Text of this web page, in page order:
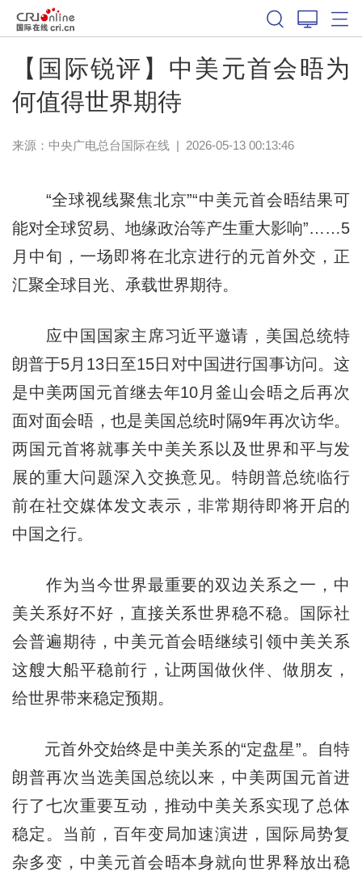
【国际锐评】中美元首会晤为
何值得世界期待
来源：中央广电总台国际在线| 2026-05-13 00:13:46
“全球视线聚焦北京”“中美元首会晤结果可
能对全球贸易、地缘政治等产生重大影响”……5
月中旬，一场即将在北京进行的元首外交，正
汇聚全球目光、承载世界期待。
应中国国家主席习近平邀请，美国总统特
朗普于5月13日至15日对中国进行国事访问。这
是中美两国元首继去年10月釜山会晤之后再次
面对面会晤，也是美国总统时隔9年再次访华。
两国元首将就事关中美关系以及世界和平与发
展的重大问题深入交换意见。特朗普总统临行
前在社交媒体发文表示，非常期待即将开启的
中国之行。
作为当今世界最重要的双边关系之一，中
美关系好不好，直接关系世界稳不稳。国际社
会普遍期待，中美元首会晤继续引领中美关系
这艘大船平稳前行，让两国做伙伴、做朋友，
给世界带来稳定预期。
元首外交始终是中美关系的“定盘星”。自特
朗普再次当选美国总统以来，中美两国元首进
行了七次重要互动，推动中美关系实现了总体
稳定。当前，百年变局加速演进，国际局势复
杂多变，中美元首会晤本身就向世界释放出稳